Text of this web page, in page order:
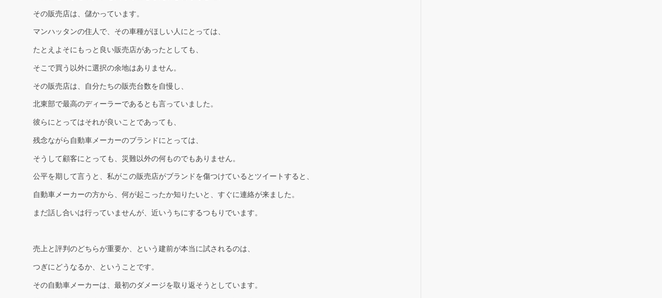
その販売店は、儲かっています。
マンハッタンの住人で、その車種がほしい人にとっては、
たとえよそにもっと良い販売店があったとしても、
そこで買う以外に選択の余地はありません。
その販売店は、自分たちの販売台数を自慢し、
北東部で最高のディーラーであるとも言っていました。
彼らにとってはそれが良いことであっても、
残念ながら自動車メーカーのブランドにとっては、
そうして顧客にとっても、災難以外の何ものでもありません。
公平を期して言うと、私がこの販売店がブランドを傷つけているとツイートすると、
自動車メーカーの方から、何が起こったか知りたいと、すぐに連絡が来ました。
まだ話し合いは行っていませんが、近いうちにするつもりでいます。
売上と評判のどちらが重要か、という建前が本当に試されるのは、
つぎにどうなるか、ということです。
その自動車メーカーは、最初のダメージを取り返そうとしています。